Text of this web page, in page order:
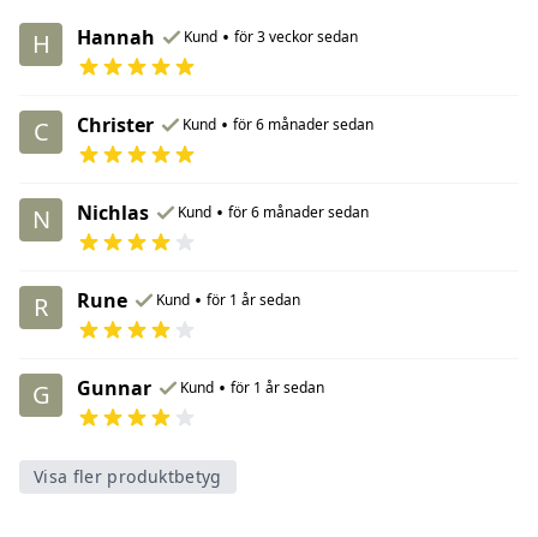
H Hannah Kund • för 3 veckor sedan
C Christer Kund • för 6 månader sedan
N Nichlas Kund • för 6 månader sedan
R Rune Kund • för 1 år sedan
G Gunnar Kund • för 1 år sedan
Visa fler produktbetyg